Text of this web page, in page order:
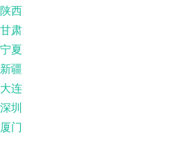
陕西
甘肃
宁夏
新疆
大连
深圳
厦门